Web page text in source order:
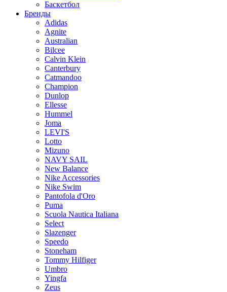
Баскетбол
Бренды
Adidas
Agnite
Australian
Bilcee
Calvin Klein
Canterbury
Catmandoo
Champion
Dunlop
Ellesse
Hummel
Joma
LEVI'S
Lotto
Mizuno
NAVY SAIL
New Balance
Nike Accessories
Nike Swim
Pantofola d'Oro
Puma
Scuola Nautica Italiana
Select
Slazenger
Speedo
Stoneham
Tommy Hilfiger
Umbro
Yingfa
Zeus